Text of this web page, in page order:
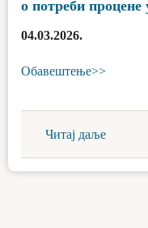
о потреби процене
04.03.2026.
Обавештење>>
Читај даље